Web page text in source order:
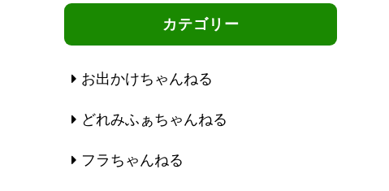
カテゴリー
お出かけちゃんねる
どれみふぁちゃんねる
フラちゃんねる